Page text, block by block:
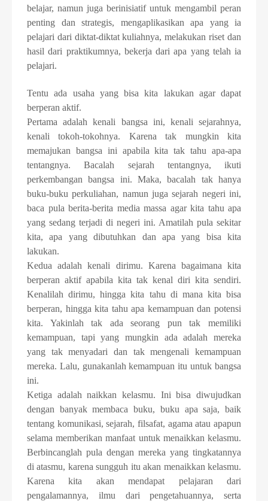
belajar, namun juga berinisiatif untuk mengambil peran
penting dan strategis, mengaplikasikan apa yang ia
pelajari dari diktat-diktat kuliahnya, melakukan riset dan
hasil dari praktikumnya, bekerja dari apa yang telah ia
pelajari.
Tentu ada usaha yang bisa kita lakukan agar dapat
berperan aktif.
Pertama adalah kenali bangsa ini, kenali sejarahnya,
kenali tokoh-tokohnya. Karena tak mungkin kita
memajukan bangsa ini apabila kita tak tahu apa-apa
tentangnya. Bacalah sejarah tentangnya, ikuti
perkembangan bangsa ini. Maka, bacalah tak hanya
buku-buku perkuliahan, namun juga sejarah negeri ini,
baca pula berita-berita media massa agar kita tahu apa
yang sedang terjadi di negeri ini. Amatilah pula sekitar
kita, apa yang dibutuhkan dan apa yang bisa kita
lakukan.
Kedua adalah kenali dirimu. Karena bagaimana kita
berperan aktif apabila kita tak kenal diri kita sendiri.
Kenalilah dirimu, hingga kita tahu di mana kita bisa
berperan, hingga kita tahu apa kemampuan dan potensi
kita. Yakinlah tak ada seorang pun tak memiliki
kemampuan, tapi yang mungkin ada adalah mereka
yang tak menyadari dan tak mengenali kemampuan
mereka. Lalu, gunakanlah kemampuan itu untuk bangsa
ini.
Ketiga adalah naikkan kelasmu. Ini bisa diwujudkan
dengan banyak membaca buku, buku apa saja, baik
tentang komunikasi, sejarah, filsafat, agama atau apapun
selama memberikan manfaat untuk menaikkan kelasmu.
Berbincanglah pula dengan mereka yang tingkatannya
di atasmu, karena sungguh itu akan menaikkan kelasmu.
Karena kita akan mendapat pelajaran dari
pengalamannya, ilmu dari pengetahuannya, serta